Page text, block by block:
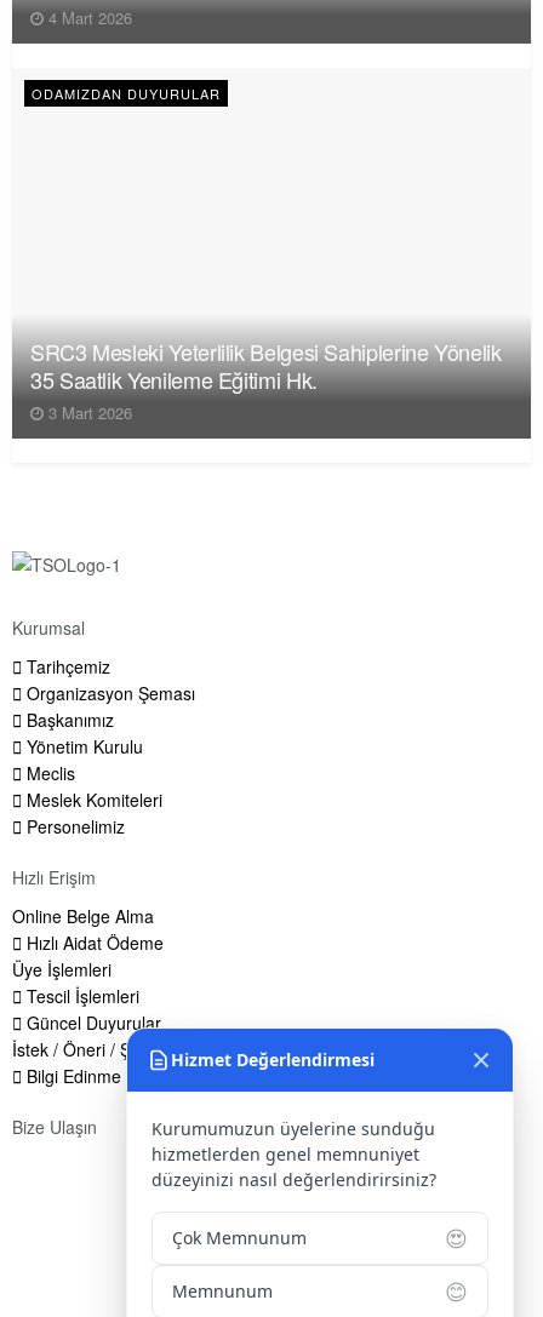
4 Mart 2026
ODAMIZDAN DUYURULAR
SRC3 Mesleki Yeterlilik Belgesi Sahiplerine Yönelik
35 Saatlik Yenileme Eğitimi Hk.
3 Mart 2026
Kurumsal
Tarihçemiz
Organizasyon Şeması
Başkanımız
Yönetim Kurulu
Meclis
Meslek Komiteleri
Personelimiz
Hızlı Erişim
Online Belge Alma
Hızlı Aidat Ödeme
Üye İşlemleri
Tescil İşlemleri
Güncel Duyurular
İstek / Öneri / Şikayet Formu
Bilgi Edinme Hakkı
Bize Ulaşın
Yenice Mah. Atatürk Cad. Tüccarlar İşhanı Kat:1 No:1
KIRŞEHİR / TÜRKİYE
0 386 213 11 86
0 544 213 11 86
Hizmet Değerlendirmesi
Kurumumuzun üyelerine sunduğu
hizmetlerden genel memnuniyet
düzeyinizi nasıl değerlendirirsiniz?
Çok Memnunum 😍
Memnunum 😊